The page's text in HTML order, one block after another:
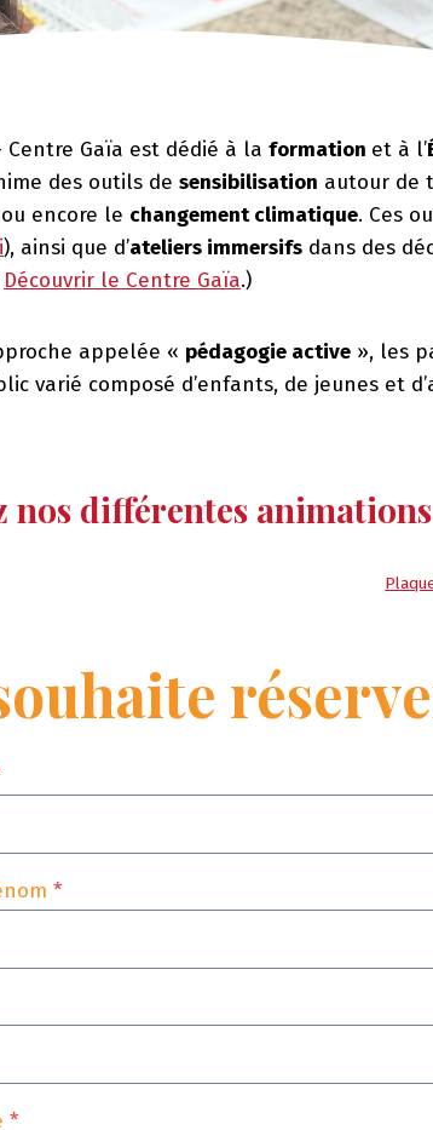
Gaïa est dédié à la formation et à l’
des outils de sensibilisation autour de
ou encore le changement climatique. Ces
), ainsi que d’ateliers immersifs dans des
Découvrir le Centre Gaïa.)
appelée « pédagogie active », les
varié composé d’enfants, de jeunes et
nos différentes
*
*